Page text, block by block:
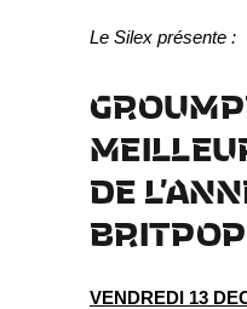
Le Silex présente :
DE
VENDREDI 13